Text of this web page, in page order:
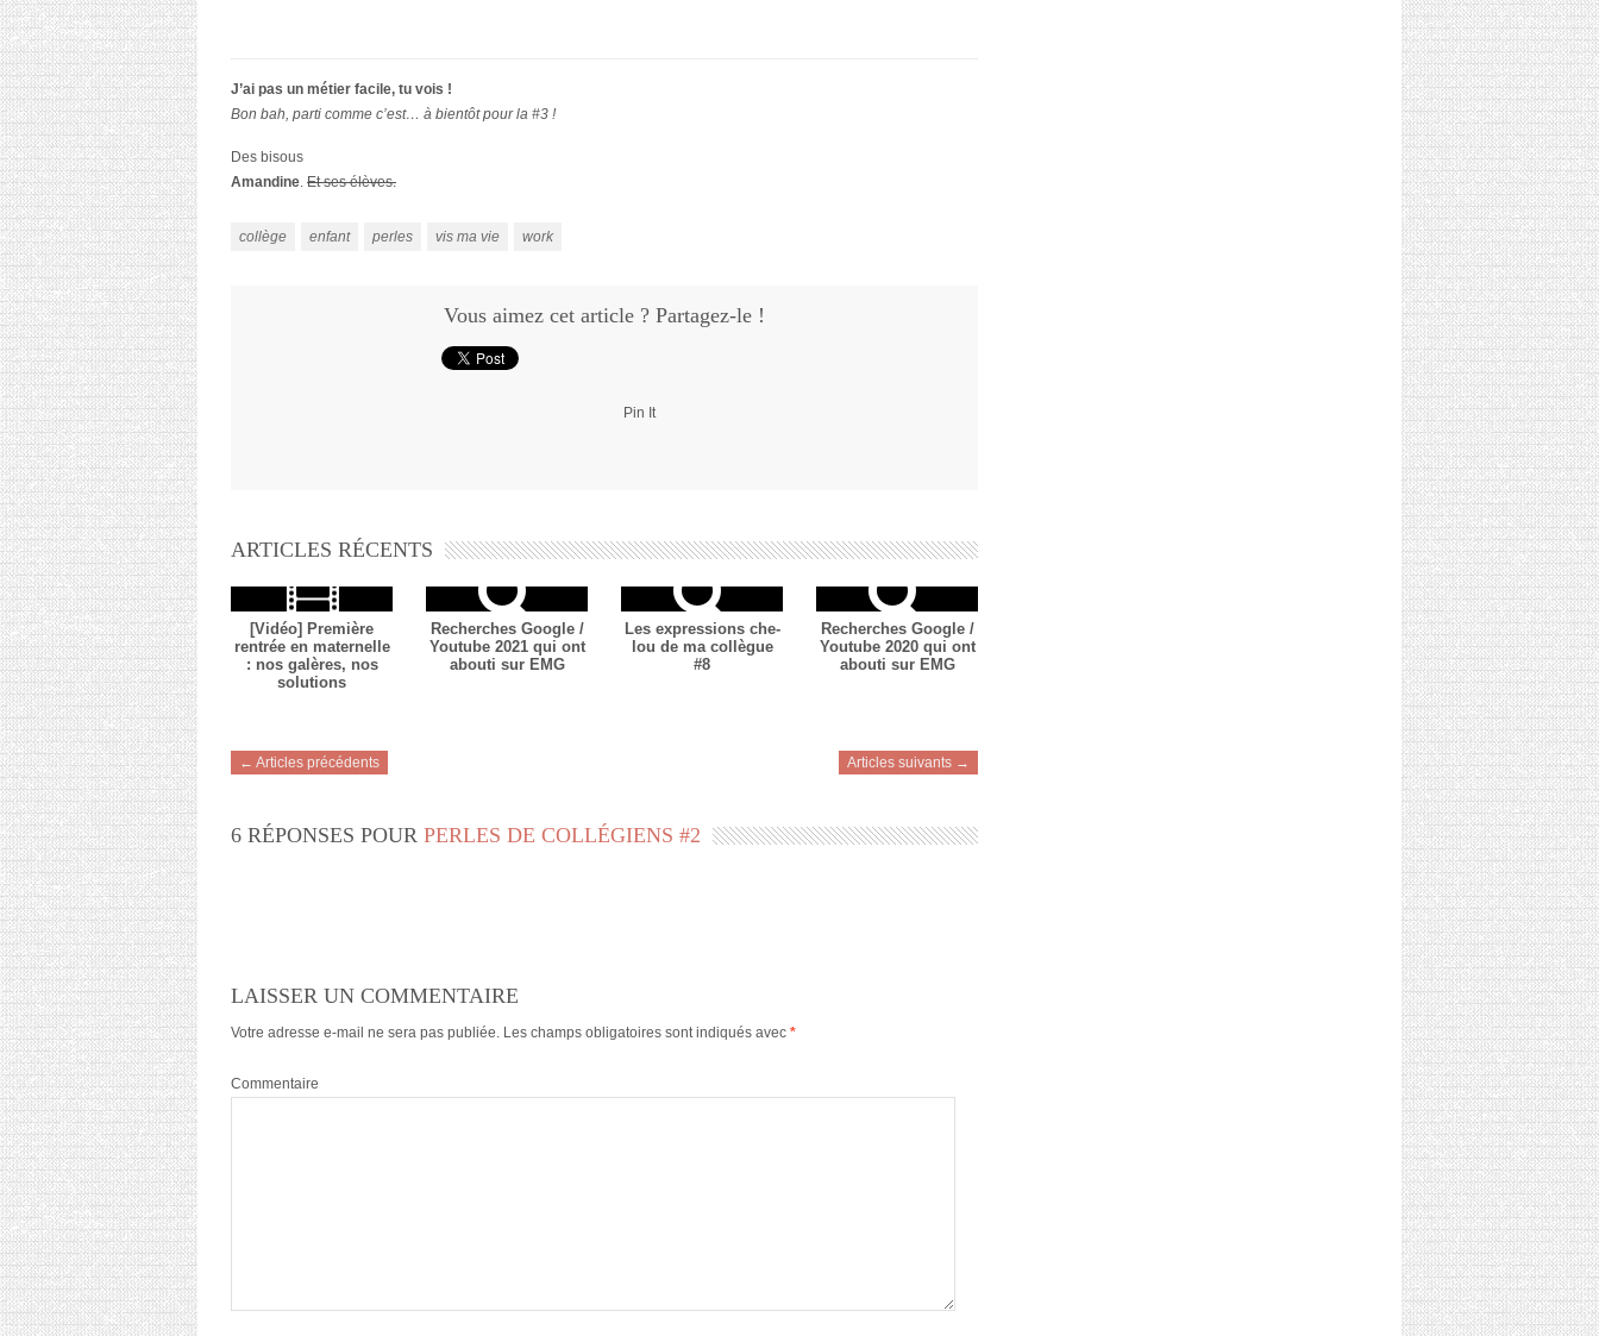
J’ai pas un métier facile, tu vois !
Bon bah, parti comme c’est… à bientôt pour la #3 !
Des bisous
Amandine. Et ses élèves.
collège enfant perles vis ma vie work
Vous aimez cet article ? Partagez-le !
Pin It
ARTICLES RÉCENTS
[Vidéo] Première
rentrée en maternelle
: nos galères, nos
solutions
Recherches Google /
Youtube 2021 qui ont
abouti sur EMG
Les expressions che-
lou de ma collègue
#8
Recherches Google /
Youtube 2020 qui ont
abouti sur EMG
← Articles précédents Articles suivants →
6 RÉPONSES POUR PERLES DE COLLÉGIENS #2
LAISSER UN COMMENTAIRE
Votre adresse e-mail ne sera pas publiée. Les champs obligatoires sont indiqués avec *
Commentaire